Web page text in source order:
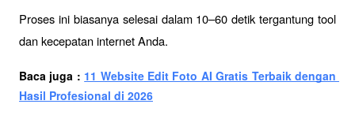
Proses ini biasanya selesai dalam 10–60 detik tergantung tool
dan kecepatan internet Anda.
Baca juga : 11 Website Edit Foto AI Gratis Terbaik dengan
Hasil Profesional di 2026